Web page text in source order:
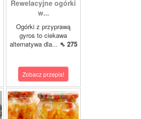
Rewelacyjne ogórki
w...
Ogórki z przyprawą
gyros to ciekawa
alternatywa dla... ⇖ 275
Zobacz przepis!